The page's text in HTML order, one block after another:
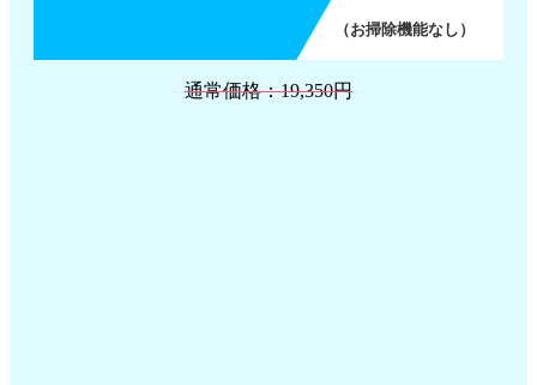
（お掃除機能なし）
通常価格：19,350円